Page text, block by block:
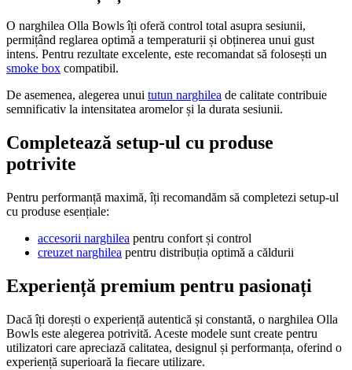
O narghilea Olla Bowls îți oferă control total asupra sesiunii,
permițând reglarea optimă a temperaturii și obținerea unui gust
intens. Pentru rezultate excelente, este recomandat să folosești un
smoke box compatibil.
De asemenea, alegerea unui tutun narghilea de calitate contribuie
semnificativ la intensitatea aromelor și la durata sesiunii.
Completează setup-ul cu produse
potrivite
Pentru performanță maximă, îți recomandăm să completezi setup-ul
cu produse esențiale:
accesorii narghilea pentru confort și control
creuzet narghilea pentru distribuția optimă a căldurii
Experiență premium pentru pasionați
Dacă îți dorești o experiență autentică și constantă, o narghilea Olla
Bowls este alegerea potrivită. Aceste modele sunt create pentru
utilizatori care apreciază calitatea, designul și performanța, oferind o
experiență superioară la fiecare utilizare.